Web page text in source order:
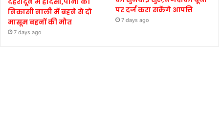
निकासी नाली में बहने से दो
मासूम बहनों की मौत
7 days ago
पर दर्ज करा सकेंगे आपत्ति
7 days ago